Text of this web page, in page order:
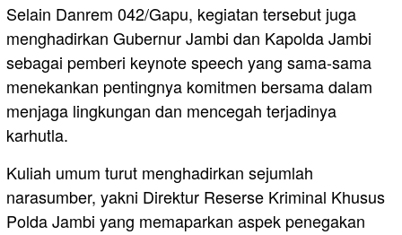
Selain Danrem 042/Gapu, kegiatan tersebut juga
menghadirkan Gubernur Jambi dan Kapolda Jambi
sebagai pemberi keynote speech yang sama-sama
menekankan pentingnya komitmen bersama dalam
menjaga lingkungan dan mencegah terjadinya
karhutla.
Kuliah umum turut menghadirkan sejumlah
narasumber, yakni Direktur Reserse Kriminal Khusus
Polda Jambi yang memaparkan aspek penegakan